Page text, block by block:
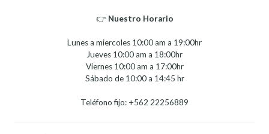
👉 Nuestro Horario⁣⁣
Lunes a miercoles 10:00 am a 19:00hr
Jueves 10:00 am a 18:00hr
Viernes 10:00 am a 17:00hr
Sábado de 10:00 a 14:45 hr
Teléfono fijo: +562 22256889